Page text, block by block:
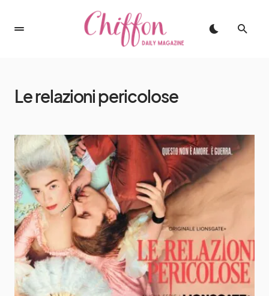
Le relazioni pericolose